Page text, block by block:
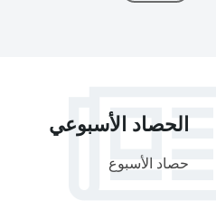
الحصاد الأسبوعي
حصاد الأسبوع